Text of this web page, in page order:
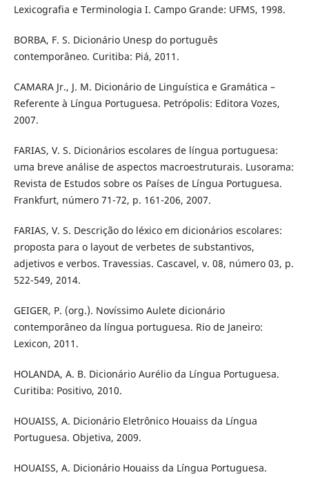
Lexicografia e Terminologia I. Campo Grande: UFMS, 1998.
BORBA, F. S. Dicionário Unesp do português
contemporâneo. Curitiba: Piá, 2011.
CAMARA Jr., J. M. Dicionário de Linguística e Gramática –
Referente à Língua Portuguesa. Petrópolis: Editora Vozes,
2007.
FARIAS, V. S. Dicionários escolares de língua portuguesa:
uma breve análise de aspectos macroestruturais. Lusorama:
Revista de Estudos sobre os Países de Língua Portuguesa.
Frankfurt, número 71-72, p. 161-206, 2007.
FARIAS, V. S. Descrição do léxico em dicionários escolares:
proposta para o layout de verbetes de substantivos,
adjetivos e verbos. Travessias. Cascavel, v. 08, número 03, p.
522-549, 2014.
GEIGER, P. (org.). Novíssimo Aulete dicionário
contemporâneo da língua portuguesa. Rio de Janeiro:
Lexicon, 2011.
HOLANDA, A. B. Dicionário Aurélio da Língua Portuguesa.
Curitiba: Positivo, 2010.
HOUAISS, A. Dicionário Eletrônico Houaiss da Língua
Portuguesa. Objetiva, 2009.
HOUAISS, A. Dicionário Houaiss da Língua Portuguesa.